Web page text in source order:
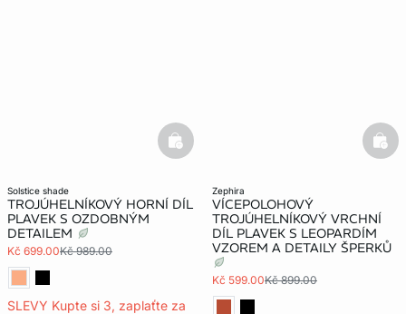
solstice shade
TROJÚHELNÍKOVÝ HORNÍ DÍL
PLAVEK S OZDOBNÝM
DETAILEM
Kč 699.00Kč 989.00
SLEVY Kupte si 3, zaplaťte za
basketfull
zephira
VÍCEPOLOHOVÝ
TROJÚHELNÍKOVÝ VRCHNÍ
DÍL PLAVEK S LEOPARDÍM
VZOREM A DETAILY ŠPERKŮ
Kč 599.00Kč 899.00